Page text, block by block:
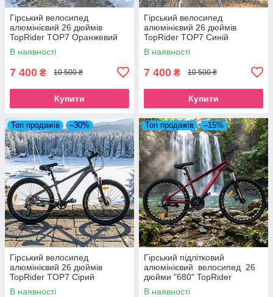
Гірський велосипед
алюмінієвий 26 дюймів
TopRider TOP7 Оранжевий
В наявності
7 400 ₴ 10 500 ₴
Купити
Гірський велосипед
алюмінієвий 26 дюймів
TopRider TOP7 Синій
В наявності
7 400 ₴ 10 500 ₴
Купити
Топ продажів –30%
Гірський велосипед
алюмінієвий 26 дюймів
TopRider TOP7 Сірий
В наявності
Топ продажів –15%
Гірський підлітковий
алюмінієвий велосипед 26
дюйми "680" TopRider
В наявності